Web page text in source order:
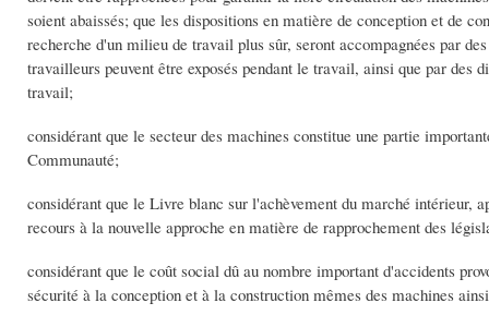
soient abaissés; que les dispositions en matière de conception et de
recherche d'un milieu de travail plus sûr, seront accompagnées par
travailleurs peuvent être exposés pendant le travail, ainsi que par
travail;
considérant que le secteur des machines constitue une partie
Communauté;
considérant que le Livre blanc sur l'achèvement du marché intérieur,
recours à la nouvelle approche en matière de rapprochement des
considérant que le coût social dû au nombre important d'accidents
sécurité à la conception et à la construction mêmes des machines